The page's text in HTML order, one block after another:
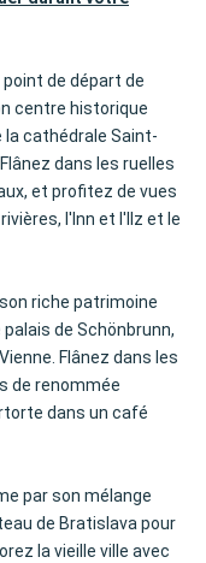
point de départ de
centre historique
cathédrale Saint-
dans les ruelles
et profitez de vues
l'Inn et l'Ilz et le
riche patrimoine
de Schönbrunn,
Flânez dans les
de renommée
dans un café
par son mélange
de Bratislava pour
la vieille ville avec